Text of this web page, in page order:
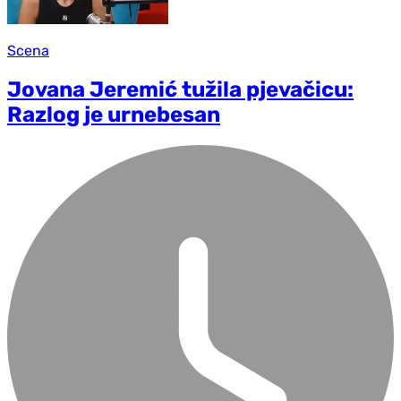
Scena
Jovana Jeremić tužila pjevačicu:
Razlog je urnebesan